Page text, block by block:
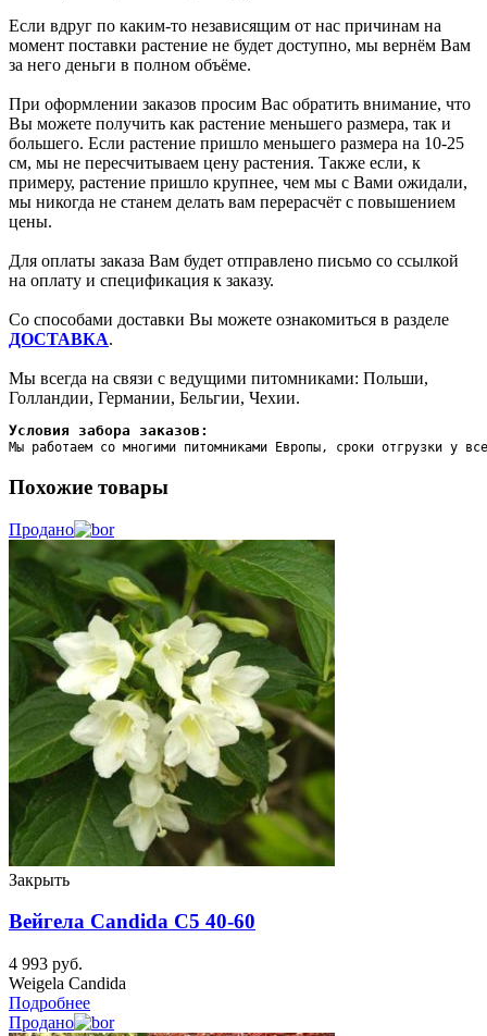
Если вдруг по каким-то независящим от нас причинам на
момент поставки растение не будет доступно, мы вернём Вам
за него деньги в полном объёме.
При оформлении заказов просим Вас обратить внимание, что
Вы можете получить как растение меньшего размера, так и
большего. Если растение пришло меньшего размера на 10-25
см, мы не пересчитываем цену растения. Также если, к
примеру, растение пришло крупнее, чем мы с Вами ожидали,
мы никогда не станем делать вам перерасчёт с повышением
цены.
Для оплаты заказа Вам будет отправлено письмо со ссылкой
на оплату и спецификация к заказу.
Со способами доставки Вы можете ознакомиться в разделе
ДОСТАВКА.
Мы всегда на связи с ведущими питомниками: Польши,
Голландии, Германии, Бельгии, Чехии.
Условия забора заказов:
Мы работаем со многими питомниками Европы, сроки отгрузки у
Похожие товары
Продано
Закрыть
Вейгела Candida C5 40-60
4 993 руб.
Weigela Candida
Подробнее
Продано